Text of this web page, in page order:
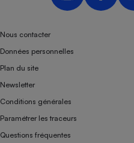
Nous contacter
Données personnelles
Plan du site
Newsletter
Conditions générales
Paramétrer les traceurs
Questions fréquentes